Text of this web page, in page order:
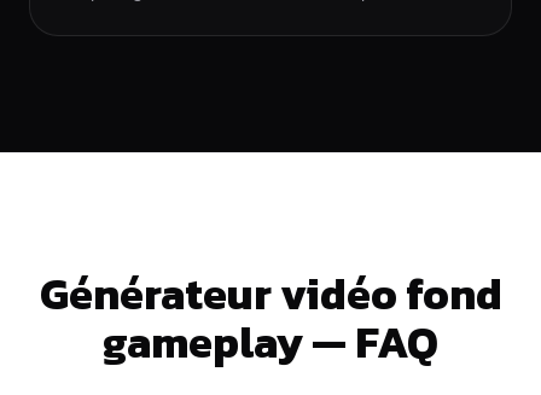
Générateur vidéo fond
gameplay — FAQ